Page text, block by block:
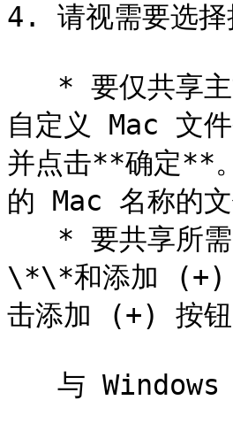
4. 请视需要选择
自定义 Mac 文
并点击**确定**
的 Mac 名称的
\*\*和添加 (+)
击添加 (+) 按钮